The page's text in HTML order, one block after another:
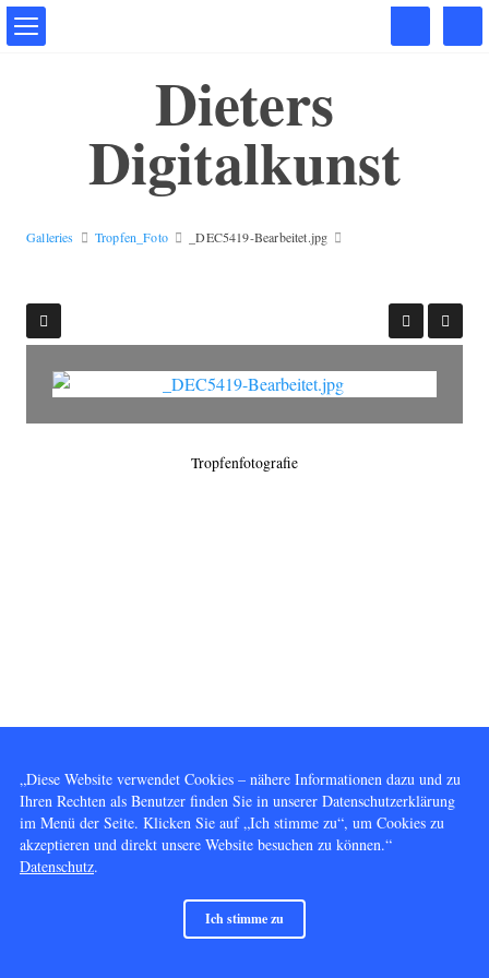
Dieters
Digitalkunst
Galleries Tropfen_Foto _DEC5419-Bearbeitet.jpg
Tropfenfotografie
„Diese Website verwendet Cookies – nähere Informationen dazu und zu
Ihren Rechten als Benutzer finden Sie in unserer Datenschutzerklärung
im Menü der Seite. Klicken Sie auf „Ich stimme zu“, um Cookies zu
akzeptieren und direkt unsere Website besuchen zu können.“
Datenschutz.
Ich stimme zu